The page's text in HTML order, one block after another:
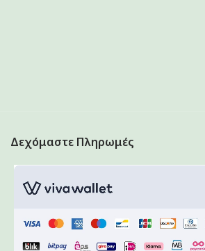
Δεχόμαστε Πληρωμές